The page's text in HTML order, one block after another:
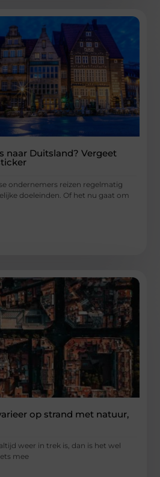
naar Duitsland? Vergeet
ondernemers reizen regelmatig
doeleinden. Of het nu gaat om
op strand met natuur,
weer in trek is, dan is het wel
mee